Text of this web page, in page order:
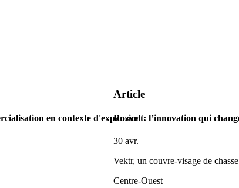
en contexte d'expansion
Article
Rozvelt: l’innovation qui
30 avr.
Vektr, un couvre-visage de
Centre-Ouest